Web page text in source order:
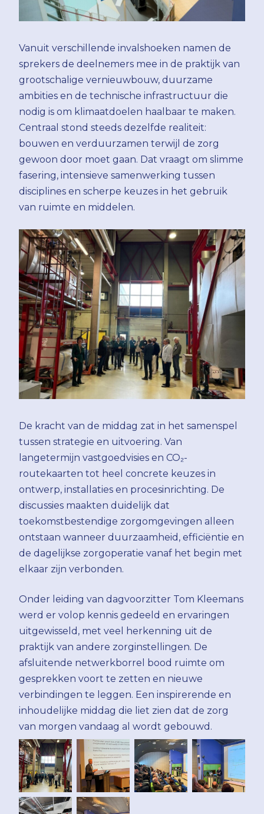
Vanuit verschillende invalshoeken namen de
sprekers de deelnemers mee in de praktijk van
grootschalige vernieuwbouw, duurzame
ambities en de technische infrastructuur die
nodig is om klimaatdoelen haalbaar te maken.
Centraal stond steeds dezelfde realiteit:
bouwen en verduurzamen terwijl de zorg
gewoon door moet gaan. Dat vraagt om slimme
fasering, intensieve samenwerking tussen
disciplines en scherpe keuzes in het gebruik
van ruimte en middelen.
De kracht van de middag zat in het samenspel
tussen strategie en uitvoering. Van
langetermijn vastgoedvisies en CO₂-
routekaarten tot heel concrete keuzes in
ontwerp, installaties en procesinrichting. De
discussies maakten duidelijk dat
toekomstbestendige zorgomgevingen alleen
ontstaan wanneer duurzaamheid, efficiëntie en
de dagelijkse zorgoperatie vanaf het begin met
elkaar zijn verbonden.
Onder leiding van dagvoorzitter Tom Kleemans
werd er volop kennis gedeeld en ervaringen
uitgewisseld, met veel herkenning uit de
praktijk van andere zorginstellingen. De
afsluitende netwerkborrel bood ruimte om
gesprekken voort te zetten en nieuwe
verbindingen te leggen. Een inspirerende en
inhoudelijke middag die liet zien dat de zorg
van morgen vandaag al wordt gebouwd.